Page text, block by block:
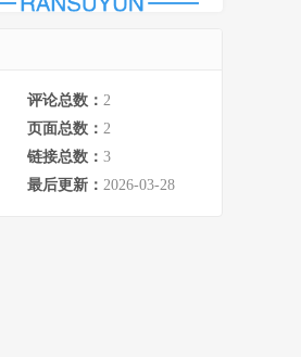
评论总数： 2
页面总数： 2
链接总数： 3
最后更新： 2026-03-28